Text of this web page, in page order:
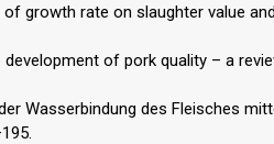
growth rate on slaughter value
of pork quality – a
Wasserbindung des Fleisches